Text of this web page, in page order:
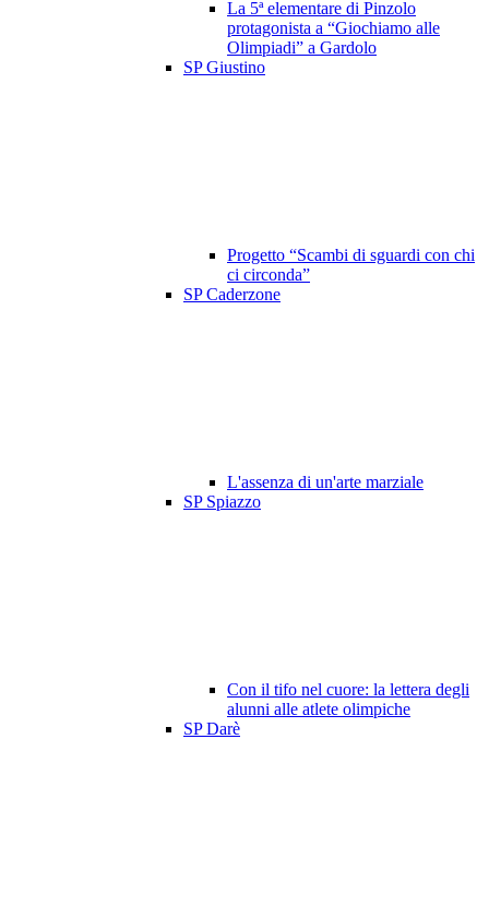
La 5ª elementare di Pinzolo
protagonista a “Giochiamo alle
Olimpiadi” a Gardolo
SP Giustino
Progetto “Scambi di sguardi con chi
ci circonda”
SP Caderzone
L'assenza di un'arte marziale
SP Spiazzo
Con il tifo nel cuore: la lettera degli
alunni alle atlete olimpiche
SP Darè